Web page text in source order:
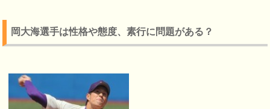
岡大海選手は性格や態度、素行に問題がある？